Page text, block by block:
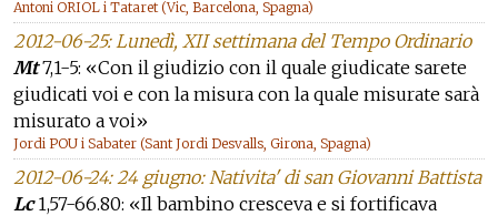
Antoni ORIOL i Tataret (Vic, Barcelona, Spagna)
2012-06-25: Lunedì, XII settimana del Tempo Ordinario
Mt7,1-5: «Con il giudizio con il quale giudicate sarete
giudicati voi e con la misura con la quale misurate sarà
misurato a voi»
Jordi POU i Sabater (Sant Jordi Desvalls, Girona, Spagna)
2012-06-24: 24 giugno: Nativita' di san Giovanni Battista
Lc1,57-66.80: «Il bambino cresceva e si fortificava